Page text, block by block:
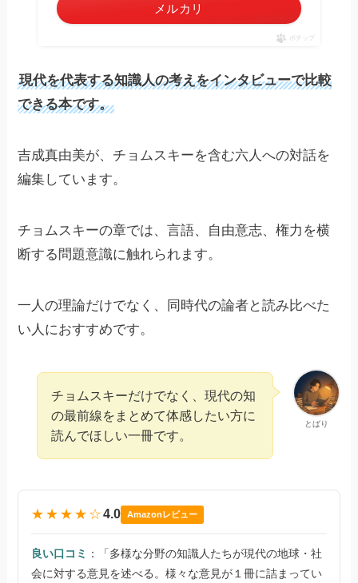
メルカリ
ポチップ
現代を代表する知識人の考えをインタビューで比較
できる本です。
吉成真由美が、チョムスキーを含む六人への対話を
編集しています。
チョムスキーの章では、言語、自由意志、権力を横
断する問題意識に触れられます。
一人の理論だけでなく、同時代の論者と読み比べた
い人におすすめです。
とばり
チョムスキーだけでなく、現代の知
の最前線をまとめて体感したい方に
読んでほしい一冊です。
★★★★☆4.0 Amazonレビュー
良い口コミ
：「多様な分野の知識人たちが現代の地球・社
会に対する意見を述べる。様々な意見が１冊に詰まってい